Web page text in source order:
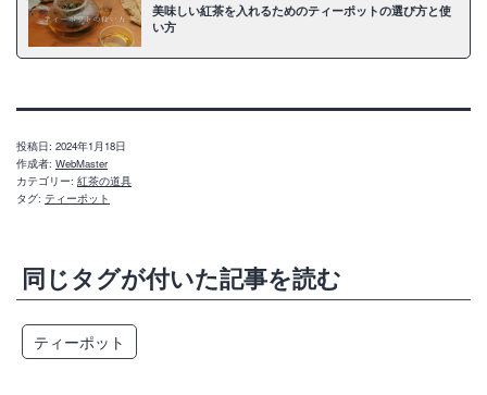
美味しい紅茶を入れるためのティーポットの選び方と使
い方
投稿日: 2024年1月18日
作成者: WebMaster
カテゴリー: 紅茶の道具
タグ: ティーポット
同じタグが付いた記事を読む
ティーポット